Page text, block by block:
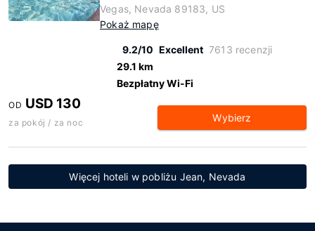
Vegas, Nevada 89183, US
Pokaż mapę
9.2/10 Excellent 7613 recenzji
29.1 km
Bezpłatny Wi-Fi
OD USD 130
za pokój / za noc Wybierz
Więcej hoteli w pobliżu Jean, Nevada